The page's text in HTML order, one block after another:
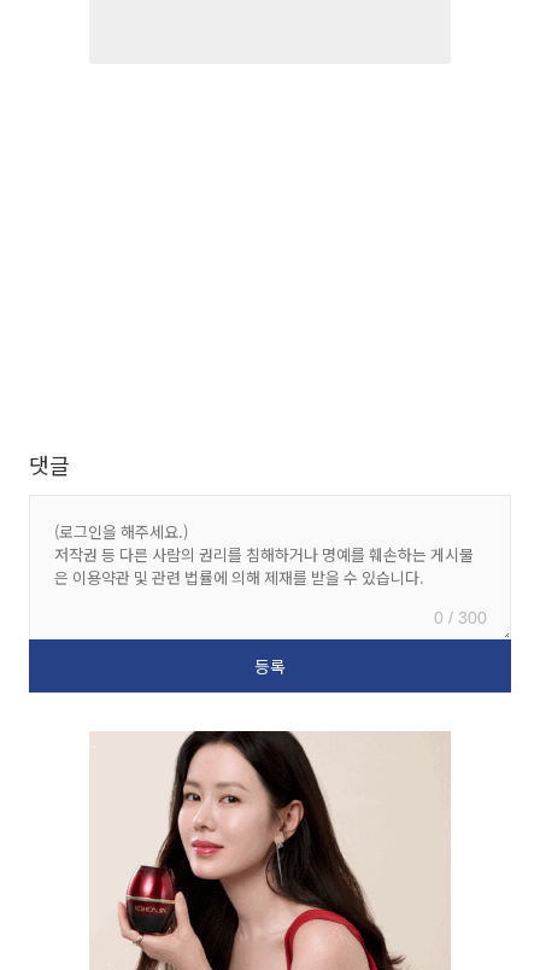
댓글
0 / 300